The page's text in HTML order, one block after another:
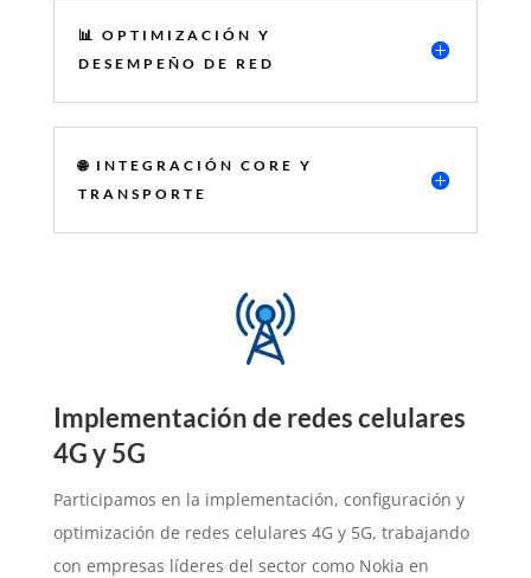
📊 OPTIMIZACIÓN Y
DESEMPEÑO DE RED
🌐 INTEGRACIÓN CORE Y
TRANSPORTE
Implementación de redes celulares
4G y 5G
Participamos en la implementación, configuración y
optimización de redes celulares 4G y 5G, trabajando
con empresas líderes del sector como Nokia en